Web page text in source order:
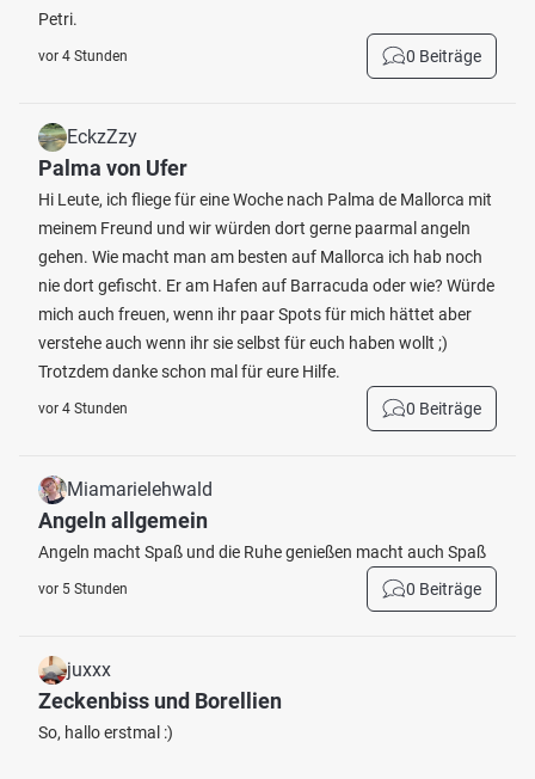
Petri.
vor 4 Stunden 0 Beiträge
EckzZzy
Palma von Ufer
Hi Leute, ich fliege für eine Woche nach Palma de Mallorca mit
meinem Freund und wir würden dort gerne paarmal angeln
gehen. Wie macht man am besten auf Mallorca ich hab noch
nie dort gefischt. Er am Hafen auf Barracuda oder wie? Würde
mich auch freuen, wenn ihr paar Spots für mich hättet aber
verstehe auch wenn ihr sie selbst für euch haben wollt ;)
Trotzdem danke schon mal für eure Hilfe.
vor 4 Stunden 0 Beiträge
Miamarielehwald
Angeln allgemein
Angeln macht Spaß und die Ruhe genießen macht auch Spaß
vor 5 Stunden 0 Beiträge
juxxx
Zeckenbiss und Borellien
So, hallo erstmal :)